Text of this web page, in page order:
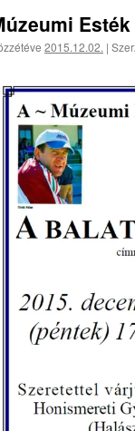
2015.12.02. |